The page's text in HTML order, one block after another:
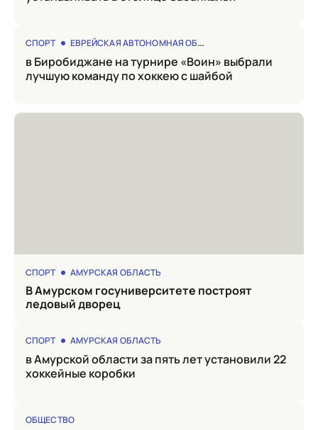
СПОРТ ЕВРЕЙСКАЯ АВТОНОМНАЯ ОБЛАСТЬ
в Биробиджане на турнире «Воин» выбрали
лучшую команду по хоккею с шайбой
СПОРТ АМУРСКАЯ ОБЛАСТЬ
в Амурском госуниверситете построят
ледовый дворец
СПОРТ АМУРСКАЯ ОБЛАСТЬ
в Амурской области за пять лет установили 22
хоккейные коробки
ОБЩЕСТВО